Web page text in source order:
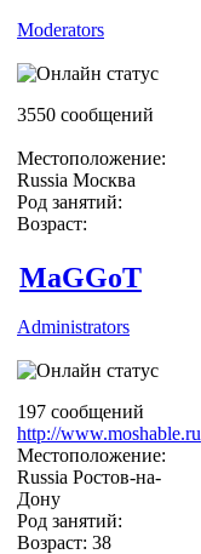
Moderators
3550 сообщений
Местоположение:
Russia Москва
Род занятий:
Возраст:
MaGGoT
Administrators
197 сообщений
http://www.moshable.ru
Местоположение:
Russia Ростов-на-
Дону
Род занятий:
Возраст: 38